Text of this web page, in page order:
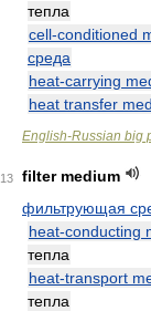
тепла
cell-conditioned
среда
heat-carrying
heat transfer
English-Russian big
13
filter medium
фильтрующая
heat-conducting
тепла
heat-transport
тепла